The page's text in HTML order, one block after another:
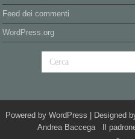
Feed dei commenti
WordPress.org
Powered by WordPress | Designed
Andrea Baccega Il